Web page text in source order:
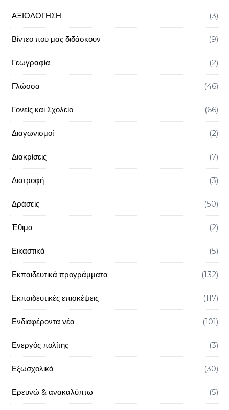
ΑΞΙΟΛΟΓΗΣΗ (3)
Βίντεο που μας διδάσκουν (9)
Γεωγραφία (2)
Γλώσσα (46)
Γονείς και Σχολείο (66)
Διαγωνισμοί (2)
Διακρίσεις (7)
Διατροφή (3)
Δράσεις (50)
Έθιμα (2)
Εικαστικά (5)
Εκπαιδευτικά προγράμματα (132)
Εκπαιδευτικές επισκέψεις (117)
Ενδιαφέροντα νέα (101)
Ενεργός πολίτης (3)
Εξωσχολικά (30)
Ερευνώ & ανακαλύπτω (5)